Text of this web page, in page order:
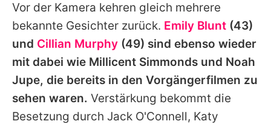
Vor der Kamera kehren gleich mehrere
bekannte Gesichter zurück. Emily Blunt (43)
und Cillian Murphy (49) sind ebenso wieder
mit dabei wie Millicent Simmonds und Noah
Jupe, die bereits in den Vorgängerfilmen zu
sehen waren. Verstärkung bekommt die
Besetzung durch Jack O'Connell, Katy